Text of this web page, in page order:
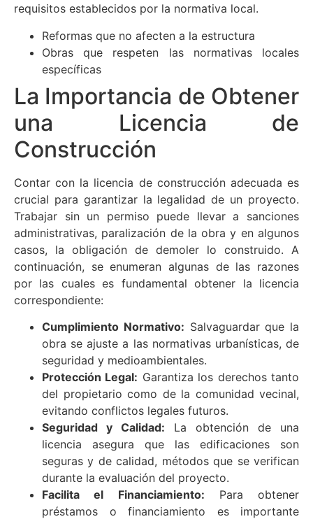
requisitos establecidos por la normativa local.
Reformas que no afecten a la estructura
Obras que respeten las normativas locales
específicas
La Importancia de Obtener
una Licencia de
Construcción
Contar con la licencia de construcción adecuada es
crucial para garantizar la legalidad de un proyecto.
Trabajar sin un permiso puede llevar a sanciones
administrativas, paralización de la obra y en algunos
casos, la obligación de demoler lo construido. A
continuación, se enumeran algunas de las razones
por las cuales es fundamental obtener la licencia
correspondiente:
Cumplimiento Normativo: Salvaguardar que la
obra se ajuste a las normativas urbanísticas, de
seguridad y medioambientales.
Protección Legal: Garantiza los derechos tanto
del propietario como de la comunidad vecinal,
evitando conflictos legales futuros.
Seguridad y Calidad: La obtención de una
licencia asegura que las edificaciones son
seguras y de calidad, métodos que se verifican
durante la evaluación del proyecto.
Facilita el Financiamiento: Para obtener
préstamos o financiamiento es importante